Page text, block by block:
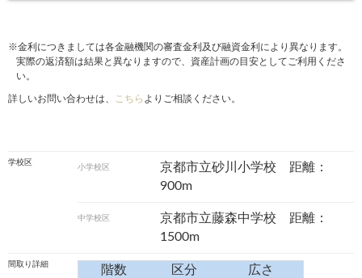
※金利につきましては各金融機関の審査金利及び融資金利により異なります。
実際の返済額は結果と異なりますので、資産計画の目安としてご利用くださ
い。
詳しいお問い合わせは、 こちら よりご相談ください。
学校区
小学校区
京都市立砂川小学校 距離：
900m
中学校区
京都市立藤森中学校 距離：
1500m
間取り詳細 階数 区分
広さ